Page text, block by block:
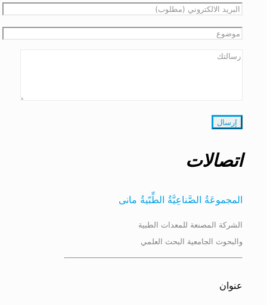
اتصالات
المجموعَةُ الصَّناعِیَّةُ الطِّبّیةُ مانی
الشركة المصنعة للمعدات الطبية
والبحوث الجامعية البحث العلمي
عنوان